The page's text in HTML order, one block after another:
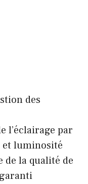
des
l’éclairage par
et luminosité
de la qualité de